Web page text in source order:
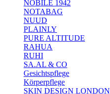
NOBILE 1942
NOTABAG
NUUD
PLAINLY
PURE ALTITUDE
RAHUA
RUHI
SA.AL & CO
Gesichtspflege
Körperpflege
SKIN DESIGN LONDON